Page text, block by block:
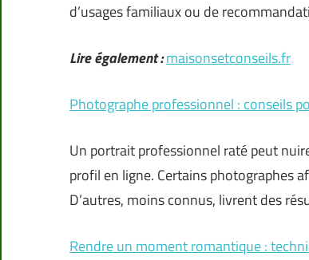
d’usages familiaux ou de
Lire également :maisonsetconseils.fr
Photographe professionnel : conseils
Un portrait professionnel raté peut
profil en ligne. Certains photographes
D’autres, moins connus, livrent des
Rendre un moment romantique :